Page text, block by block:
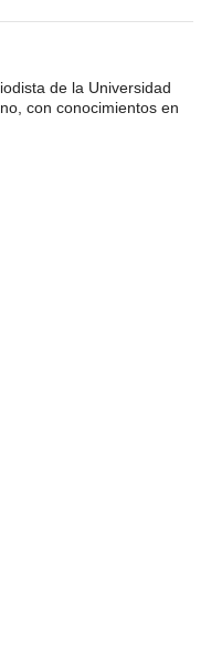
de la Universidad
con conocimientos en